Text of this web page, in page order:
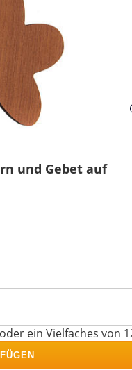
und Gebet auf
ein Vielfaches von